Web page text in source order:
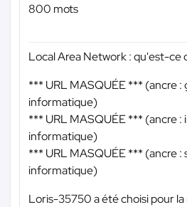
800 mots
Local Area Network : qu'est-ce
*** URL MASQUÉE *** (ancre :
informatique)
*** URL MASQUÉE *** (ancre :
informatique)
*** URL MASQUÉE *** (ancre :
informatique)
Loris-35750 a été choisi pour